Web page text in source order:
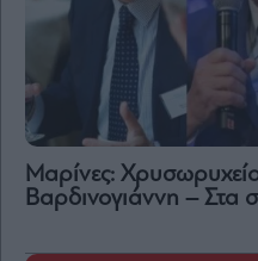
Μαρίνες:
Βαρδινογιάννη – Στα